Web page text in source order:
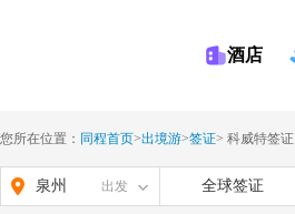
酒店
您所在位置： 同程首页>出境游>签证> 科威特签证
泉州 出发 全球签证